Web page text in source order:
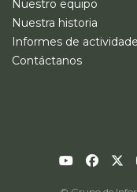
Nuestro equipo
Nuestra historia
Informes de
Contáctanos